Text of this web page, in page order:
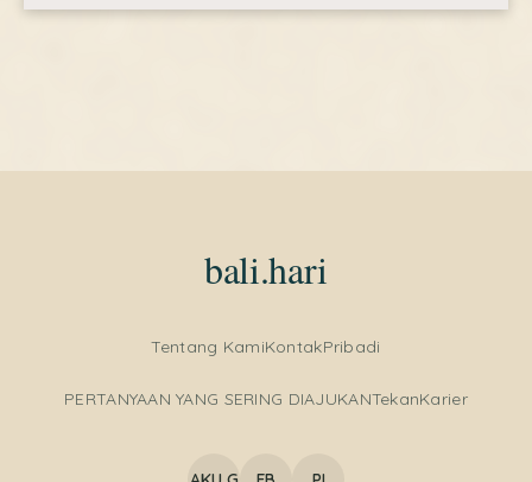
bali.hari
Tentang KamiKontakPribadi
PERTANYAAN YANG SERING DIAJUKANTekanKarier
Italian